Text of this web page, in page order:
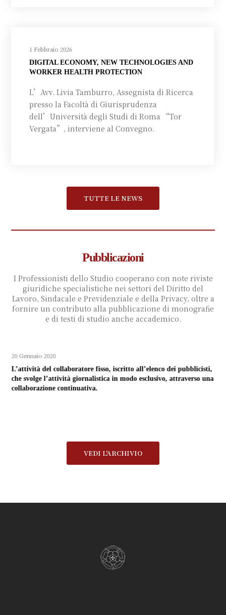
1 Febbraio 2026
DIGITAL ECONOMY, NEW TECHNOLOGIES AND
WORKER HEALTH PROTECTION
L’Avv. Livia Tamburro, Assegnista di Ricerca
presso la Facoltà di Giurisprudenza
dell’Università degli Studi di Roma “Tor
Vergata”, interviene al Convegno.
TUTTE LE NEWS
Pubblicazioni
I Professionisti dello Studio cooperano con note riviste
giuridiche specialistiche nei settori del Diritto del
Lavoro, Sindacale e Previdenziale e della Privacy, oltre a
fornire un contributo alla pubblicazione di monografie
e di testi di studio anche accademico.
20 Gennaio 2020
L’attività del collaboratore fisso, iscritto all’elenco dei pubblicisti,
che svolge l’attività giornalistica in modo esclusivo, attraverso una
collaborazione continuativa.
VEDI L'ARCHIVIO